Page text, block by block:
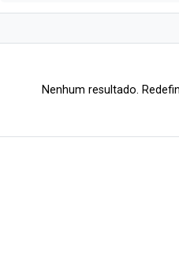
Nenhum resultado.